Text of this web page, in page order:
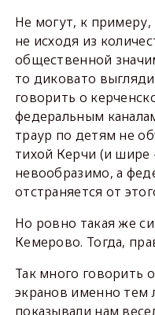
Не могут, к примеру,
не исходя из
общественной
то диковато
говорить о
федеральным
траур по детям не
тихой Керчи (и шире
невообразимо, а
отстраняется от
Но ровно такая же
Кемерово. Тогда,
Так много говорить
экранов именно тем
показывали нам